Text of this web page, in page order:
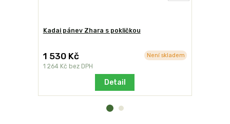
Kadai pánev Zhara s pokličkou
1 530 Kč
1 264 Kč bez DPH
Není skladem
Detail